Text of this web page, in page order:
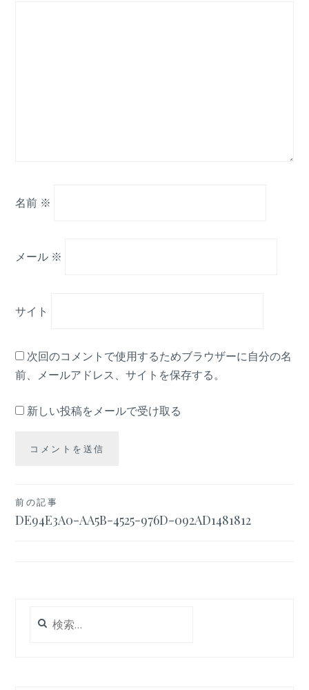
名前 ※
メール ※
サイト
次回のコメントで使用するためブラウザーに自分の名
前、メールアドレス、サイトを保存する。
新しい投稿をメールで受け取る
投
稿
前の記事
DE94E3A0-AA5B-4525-976D-092AD1481812
索: